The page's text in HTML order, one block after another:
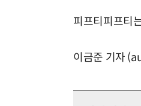
피프티피프티
이금준 기자